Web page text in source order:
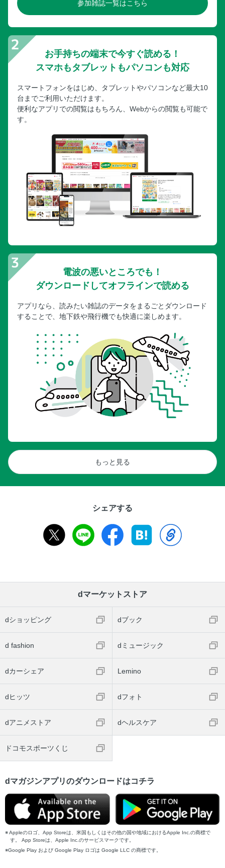
参加雑誌一覧はこちら
お手持ちの端末で今すぐ読める！
スマホもタブレットもパソコンも対応
スマートフォンをはじめ、タブレットやパソコンなど最大10
台までご利用いただけます。
便利なアプリでの閲覧はもちろん、Webからの閲覧も可能で
す。
電波の悪いところでも！
ダウンロードしてオフラインで読める
アプリなら、読みたい雑誌のデータをまるごとダウンロード
することで、地下鉄や飛行機でも快適に楽しめます。
もっと見る
シェアする
dマーケットストア
dショッピング dブック
d fashion dミュージック
dカーシェア Lemino
dヒッツ dフォト
dアニメストア dヘルスケア
ドコモスポーツくじ
dマガジンアプリのダウンロードはコチラ
Appleのロゴ、App Storeは、米国もしくはその他の国や地域におけるApple Inc.の商標で
す。 App Storeは、Apple Inc.のサービスマークです。
Google Play および Google Play ロゴは Google LLC の商標です。